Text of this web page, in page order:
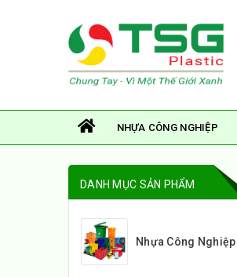
NHỰA CÔNG NGHIỆP
DANH MỤC SẢN PHẨM
Nhựa Công Nghiệp